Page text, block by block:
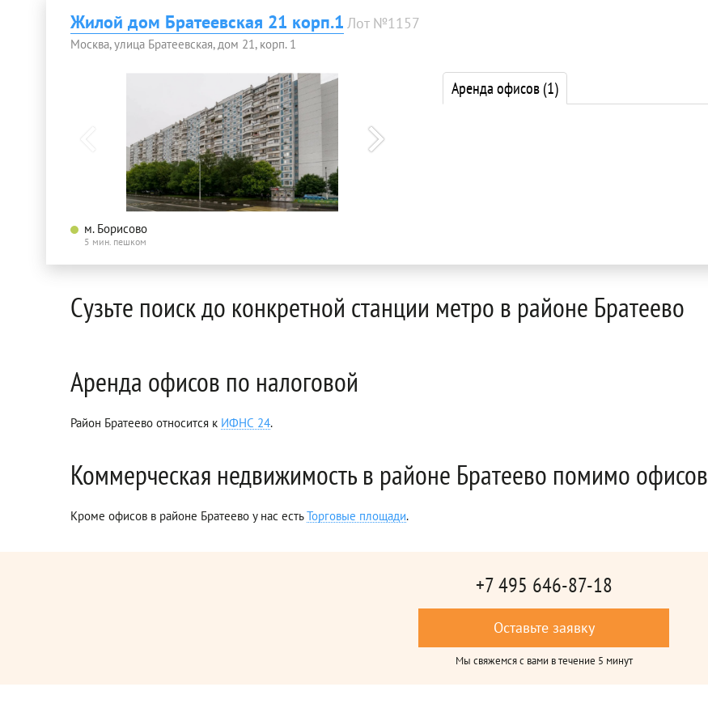
Жилой дом Братеевская 21 корп.1 Лот №1157
Москва, улица Братеевская, дом 21, корп. 1
м. Борисово
5 мин. пешком
Аренда офисов(1)
Сузьте поиск до конкретной станции метро в районе Братеево
Аренда офисов по налоговой
Район Братеево относится к ИФНС 24.
Коммерческая недвижимость в районе Братеево помимо офисов
Кроме офисов в районе Братеево у нас естьТорговые площади.
+7 495 646-87-18
Оставьте заявку
Мы свяжемся с вами в течение 5 минут